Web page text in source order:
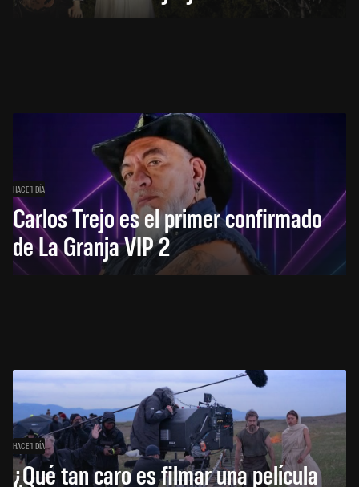
HACE 1 DÍA
Carlos Trejo es el primer confirmado
de La Granja VIP 2
HACE 1 DÍA
¿Qué tan caro es filmar una película